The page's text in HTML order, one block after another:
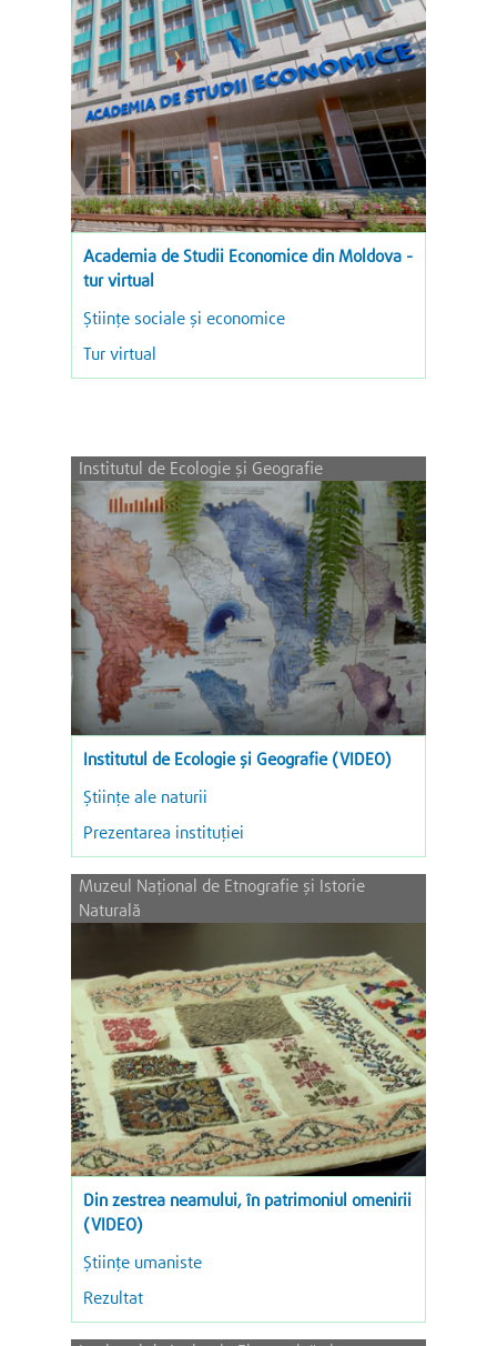
Academia de Studii Economice din Moldova -
tur virtual
Ştiinţe sociale şi economice
Tur virtual
Institutul de Ecologie şi Geografie
Institutul de Ecologie și Geografie (VIDEO)
Științe ale naturii
Prezentarea instituției
Muzeul Național de Etnografie și Istorie
Naturală
Din zestrea neamului, în patrimoniul omenirii
(VIDEO)
Ştiinţe umaniste
Rezultat